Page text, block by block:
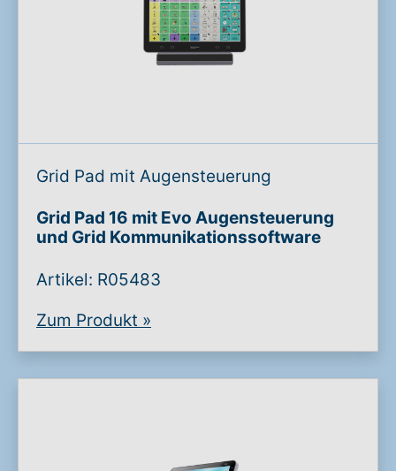
Grid Pad mit Augensteuerung
Grid Pad 16 mit Evo Augensteuerung
und Grid Kommunikationssoftware
Artikel: R05483
Zum Produkt »